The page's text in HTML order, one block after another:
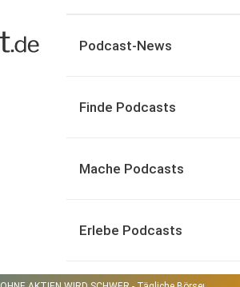
Podcast-News
Finde Podcasts
Mache Podcasts
Erlebe Podcasts